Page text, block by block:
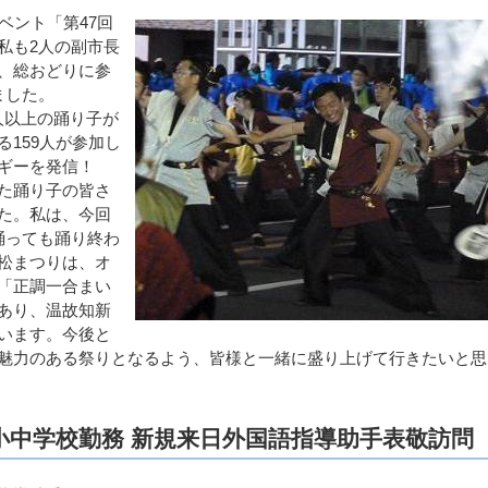
ント「第47回
も2人の副市長
総おどりに参
た。
上の踊り子が
159人が参加し
ーを発信！
踊り子の皆さ
。私は、今回
ても踊り終わ
まつりは、オ
正調一合まい
り、温故知新
ます。今後と
力のある祭りとなるよう、皆様と一緒に盛り上げて行きたいと
学校勤務 新規来日外国語指導助手表敬訪問